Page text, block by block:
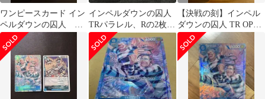
ワンピースカード イン
ペルダウンの囚人 パ
ラレル 決戦の刻 ⚠️
白かけあり
インペルダウンの囚人
TRパラレル、Rの2枚セ
ット ワンピースカー
ド
【決戦の刻】インペル
ダウンの囚人 TR OP16-
042 R★